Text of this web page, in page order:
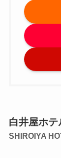
白井屋ホテ
SHIROIYA